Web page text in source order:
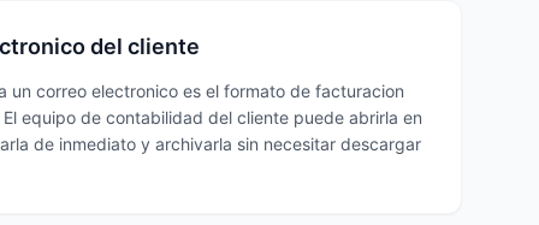
del cliente
un correo electronico es el formato de facturacion
equipo de contabilidad del cliente puede abrirla en
de inmediato y archivarla sin necesitar descargar